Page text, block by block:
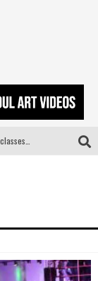
Novo single de Arnaldo Tifu, “De Testa” explora brasilidade em sons, cores e símbolos